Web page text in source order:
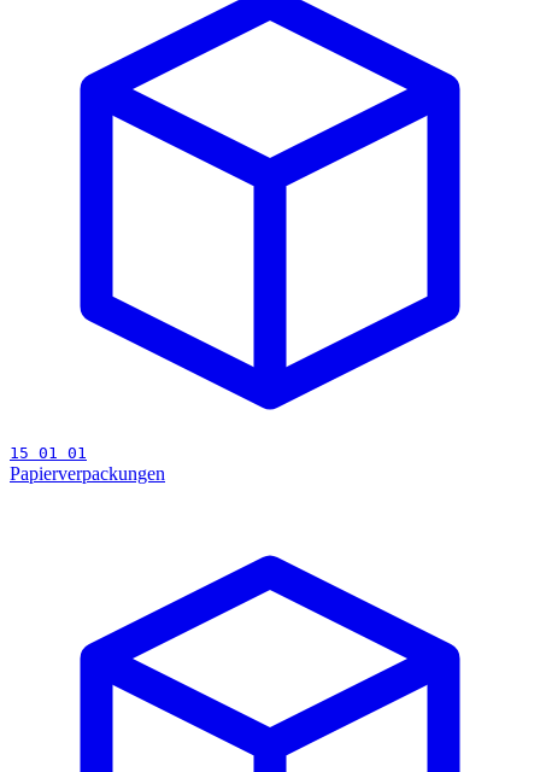
15 01 01
Papierverpackungen